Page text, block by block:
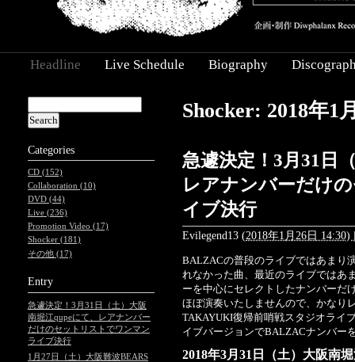
Headline Live Schedule Biography
Shocker: 2018年1
急遽決定！3月31日
レアナンバーだけ
イブ決行
Evilegend13 (2018年1月26日 14:30) |
BALZACの普段のライブではあまり
れなかった曲、最近のライブではあ
ーを中心にセレクトしたナンバーだ
ほぼ演奏いたしませんので、かなり
TAKAYUKI復帰前哨戦スタジオライ
イブバージョンでBALZACナンバー
2018年3月31日（土）大阪南
Categories
CD (152)
Collaboration (10)
DVD (44)
Live (236)
Promotion Video (17)
Shocker (181)
その他 (17)
Entry
急遽決定！3月31日（土）大阪
南堀江qupeにて、レアナンバー
だけのセットリストでワンマン
ライブ決行
1月27日（土）大阪難波BEARS